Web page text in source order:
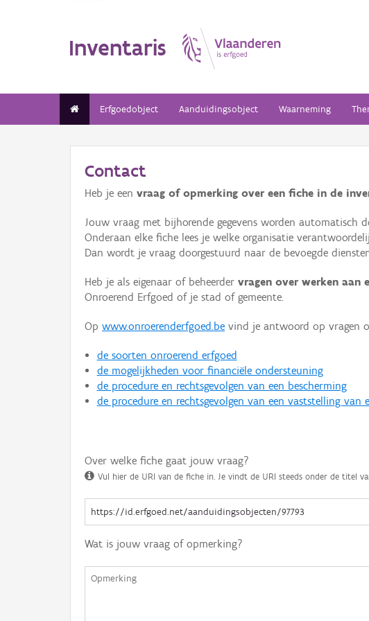
Inventaris
Erfgoedobject Aanduidingsobject Waarneming
Contact
Heb je een vraag of opmerking over een fiche in de
Jouw vraag met bijhorende gegevens worden automatisch
Onderaan elke fiche lees je welke organisatie
Dan wordt je vraag doorgestuurd naar de bevoegde
Heb je als eigenaar of beheerder vragen over werken aan
Onroerend Erfgoed of je stad of gemeente.
Op www.onroerenderfgoed.be vind je antwoord op vragen
de soorten onroerend erfgoed
de mogelijkheden voor financiële ondersteuning
de procedure en rechtsgevolgen van een bescherming
de procedure en rechtsgevolgen van een vaststelling van
Over welke fiche gaat jouw vraag?
Vul hier de URI van de fiche in. Je vindt de URI steeds onder de titel
Wat is jouw vraag of opmerking?